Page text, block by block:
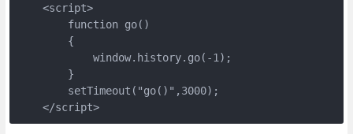
    <script>
        function go()
        {
            window.history.go(-1);
        }
        setTimeout("go()",3000);
    </script>